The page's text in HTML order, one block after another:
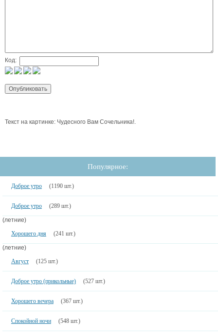
Код:
Текст на картинке: Чудесного Вам Сочельника!.
Популярное:
Доброе утро (1190 шт.)
Доброе утро (289 шт.)
(летние)
Хорошего дня
(241 шт.)
(летние)
Август
(125 шт.)
Доброе утро (прикольные) (527 шт.)
Хорошего вечера (367 шт.)
Спокойной ночи (548 шт.)